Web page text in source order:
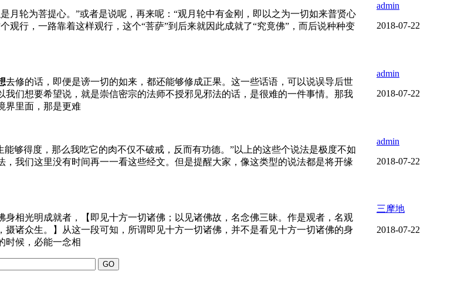
月轮为菩提心。”或者是说呢，再来呢：“观月轮中有金刚，即以之为一切如来普贤心
行，一路靠着这样观行，这个“菩萨”到后来就因此成就了“究竟佛”，而后说种种变
admin
2018-07-22
去修的话，即便是谤一切的如来，都还能够修成正果。这一些话语，可以说误导后世
们想要希望说，就是崇信密宗的法师不授邪见邪法的话，是很难的一件事情。那我
界里面，那是更难
admin
2018-07-22
能够得度，那么我吃它的肉不仅不破戒，反而有功德。”以上的这些个说法是极度不如
我们这里没有时间再一一看这些经文。但是提醒大家，像这类型的说法都是将开缘
admin
2018-07-22
身相光明成就者，【即见十方一切诸佛；以见诸佛故，名念佛三昧。作是观者，名观
诸众生。】从这一段可知，所谓即见十方一切诸佛，并不是看见十方一切诸佛的身
时候，必能一念相
三摩地
2018-07-22